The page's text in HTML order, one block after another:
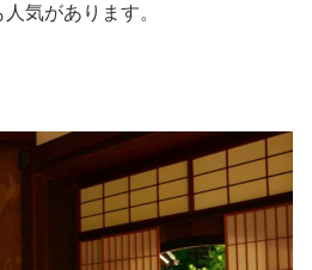
気があります。